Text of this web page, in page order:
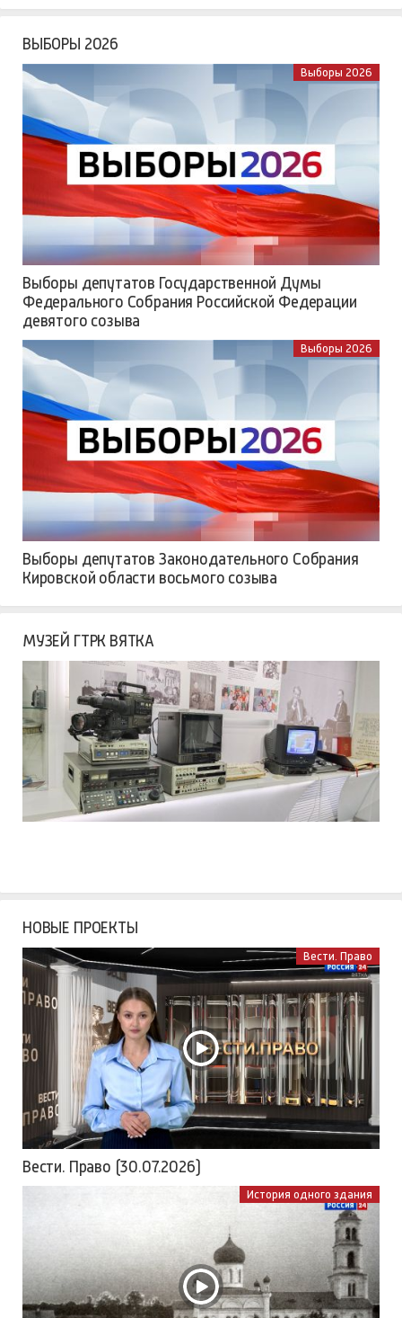
ВЫБОРЫ 2026
Выборы 2026
Выборы депутатов Государственной Думы
Федерального Собрания Российской Федерации
девятого созыва
Выборы 2026
Выборы депутатов Законодательного Собрания
Кировской области восьмого созыва
МУЗЕЙ ГТРК ВЯТКА
НОВЫЕ ПРОЕКТЫ
Вести. Право
Вести. Право (30.07.2026)
История одного здания